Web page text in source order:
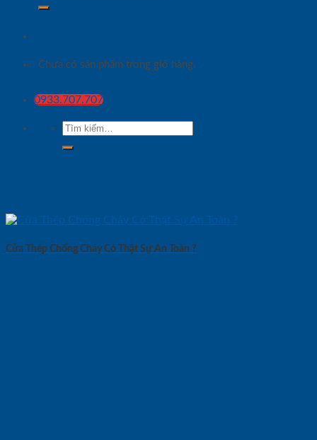
Chưa có sản phẩm trong giỏ hàng.
0933.707.707
Tìm
kiếm:
Cửa Thép Chống Cháy Có Thật Sự An Toàn ?